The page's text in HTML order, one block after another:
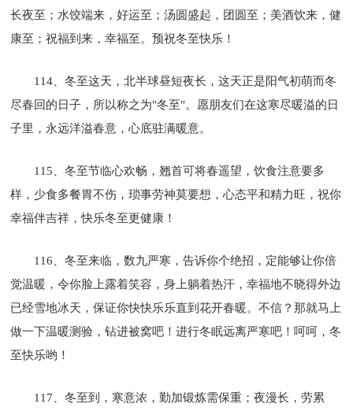
长夜至；水饺端来，好运至；汤圆盛起，团圆至；美酒饮来，健
康至；祝福到来，幸福至。预祝冬至快乐！
114、冬至这天，北半球昼短夜长，这天正是阳气初萌而冬
尽春回的日子，所以称之为"冬至"。愿朋友们在这寒尽暖溢的日
子里，永远洋溢春意，心底驻满暖意。
115、冬至节临心欢畅，翘首可将春遥望，饮食注意要多
样，少食多餐胃不伤，琐事劳神莫要想，心态平和精力旺，祝你
幸福伴吉祥，快乐冬至更健康！
116、冬至来临，数九严寒，告诉你个绝招，定能够让你倍
觉温暖，令你脸上露着笑容，身上躺着热汗，幸福地不晓得外边
已经雪地冰天，保证你快快乐乐直到花开春暖。不信？那就马上
做一下温暖测验，钻进被窝吧！进行冬眠远离严寒吧！呵呵，冬
至快乐哟！
117、冬至到，寒意浓，勤加锻炼需保重；夜漫长，劳累